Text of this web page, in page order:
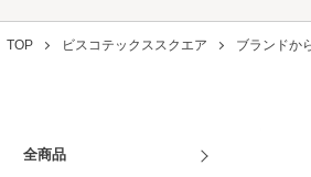
TOP ビスコテックススクエア ブランドか
全商品